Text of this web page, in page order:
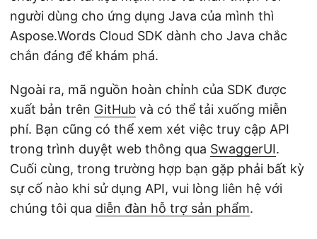
người dùng cho ứng dụng Java của mình thì
Aspose.Words Cloud SDK dành cho Java chắc
chắn đáng để khám phá.
Ngoài ra, mã nguồn hoàn chỉnh của SDK được
xuất bản trên GitHub và có thể tải xuống miễn
phí. Bạn cũng có thể xem xét việc truy cập API
trong trình duyệt web thông qua SwaggerUI.
Cuối cùng, trong trường hợp bạn gặp phải bất kỳ
sự cố nào khi sử dụng API, vui lòng liên hệ với
chúng tôi qua diễn đàn hỗ trợ sản phẩm.